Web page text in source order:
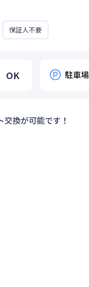
保証人不要
OK 駐車場
換が可能です！